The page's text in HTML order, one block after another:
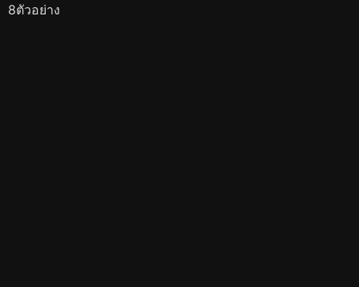
8ตัวอย่าง